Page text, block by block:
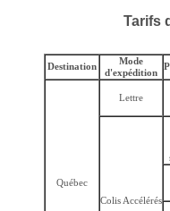
Tarifs
Destination
Mode
d'expédition
Québec
Lettre
Colis Accélérés